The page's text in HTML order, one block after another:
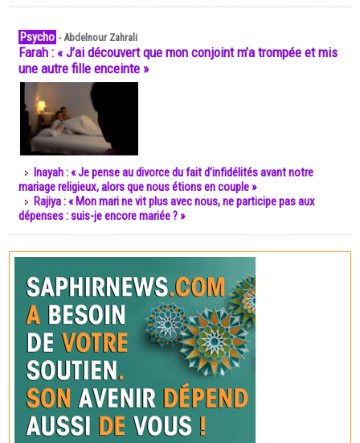
Psycho -Abdelnour Zahrali
Farah : « J’ai découvert que mon conjoint m’a trompée et mis
une autre fille enceinte »
Inayah : « Je pense au divorce du fait d’infidélités avant notre
mariage religieux, alors que nous étions en couple »
Rajiya : « Mon mari ne vit plus avec nous, ne participe pas aux
dépenses : suis-je encore mariée ? »